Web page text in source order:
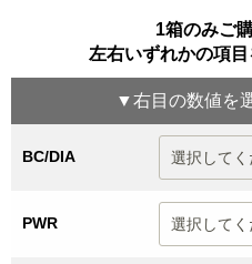
1箱のみご
左右いずれかの項
▼右目 の数値を
BC/DIA
PWR